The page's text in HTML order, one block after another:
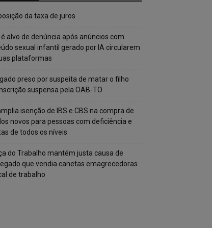
da taxa de juros
alvo de denúncia após anúncios com
sexual infantil gerado por IA circularem
plataformas
preso por suspeita de matar o filho
suspensa pela OAB-TO
isenção de IBS e CBS na compra de
novos para pessoas com deficiência e
de todos os níveis
do Trabalho mantém justa causa de
que vendia canetas emagrecedoras
de trabalho